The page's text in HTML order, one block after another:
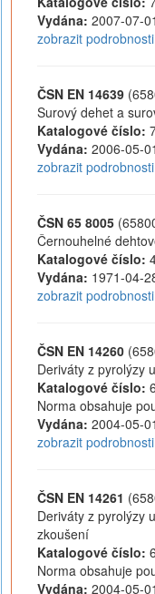
Vydána: 2007-07-01
zobrazit
ČSN EN 14639
Surový dehet a
Katalogové číslo:
Vydána: 2006-05-01
zobrazit
ČSN 65 8005
Černouhelné
Katalogové číslo:
Vydána: 1971-04-
zobrazit
ČSN EN 14260
Deriváty z pyrolýzy
Katalogové číslo:
Norma obsahuje
Vydána: 2004-05-01
zobrazit
ČSN EN 14261
Deriváty z pyrolýzy
zkoušení
Katalogové číslo:
Norma obsahuje
Vydána: 2004-05-01